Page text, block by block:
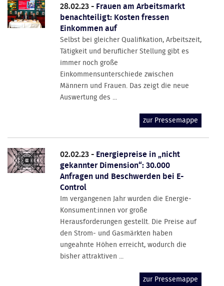
28.02.23 - Frauen am Arbeitsmarkt
benachteiligt: Kosten fressen
Einkommen auf
Selbst bei gleicher Qualifikation, Arbeitszeit,
Tätigkeit und beruflicher Stellung gibt es
immer noch große
Einkommensunterschiede zwischen
Männern und Frauen. Das zeigt die neue
Auswertung des ...
zur Pressemappe
02.02.23 - Energiepreise in „nicht
gekannter Dimension“: 30.000
Anfragen und Beschwerden bei E-
Control
Im vergangenen Jahr wurden die Energie-
Konsument:innen vor große
Herausforderungen gestellt. Die Preise auf
den Strom- und Gasmärkten haben
ungeahnte Höhen erreicht, wodurch die
bisher attraktiven ...
zur Pressemappe